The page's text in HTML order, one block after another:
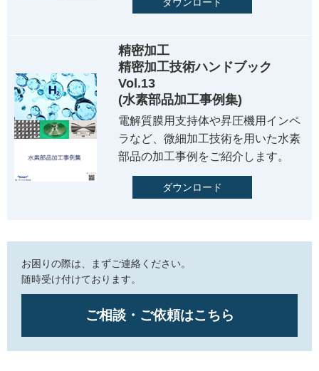
精密加工
精密加工技術ハンドブック
Vol.13
(水素部品加工事例集)
電解質膜用支持体や昇圧機用インペ
ラなど、微細加工技術を用いた水素
部品の加工事例をご紹介します。
ダウンロード
お困りの際は、まずご連絡ください。
随時受け付けております。
ご相談・ご依頼はこちら